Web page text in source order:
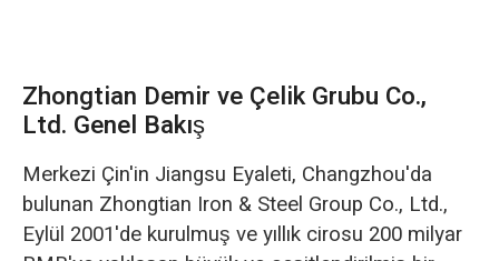
Zhongtian Demir ve Çelik Grubu Co.,
Ltd. Genel Bakış
Merkezi Çin'in Jiangsu Eyaleti, Changzhou'da
bulunan Zhongtian Iron & Steel Group Co., Ltd.,
Eylül 2001'de kurulmuş ve yıllık cirosu 200 milyar